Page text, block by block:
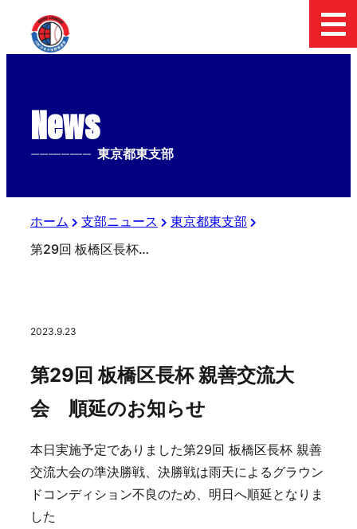
News
-------------- 東京都東支部
ホーム 支部ニュース
東京都東支部
第29回 板橋区長杯 親善交流大会 順延のお知らせ
2023.9.23
第29回 板橋区長杯 親善交流大
会 順延のお知らせ
本日実施予定でありました第29回 板橋区長杯 親善
交流大会の準決勝戦、決勝戦は雨天によるグラウン
ドコンディション不良のため、明日へ順延となりま
した